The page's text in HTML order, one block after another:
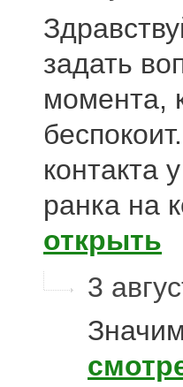
задать
момента,
контакта
ранка на
открыть
3